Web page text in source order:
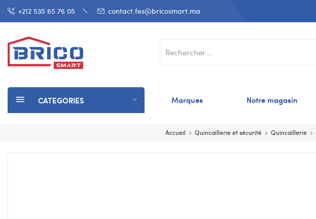
+212 535 65 76 05 contact.fes@bricosmart.ma
CATEGORIES Marques Notre magasin
Accueil Quincaillerie et sécurité Quincaillerie